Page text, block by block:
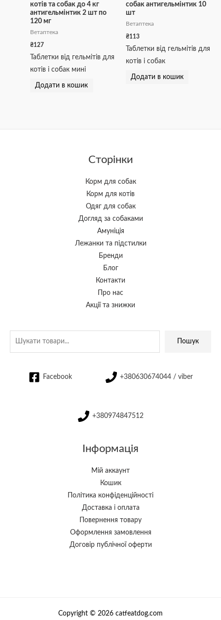
котів та собак до 4 кг
антигельмінтик 2 шт по
120 мг
Ветаптека
₴127
Таблетки від гельмітів для
котів і собак мині
Додати в кошик
собак антигельмінтик 10
шт
Ветаптека
₴113
Таблетки від гельмітів для
котів і собак
Додати в кошик
Сторінки
Корм для собак
Корм для котів
Одяг для собак
Догляд за собаками
Амуніція
Лежанки та підстилки
Бренди
Блог
Контакти
Про нас
Акції та знижки
Пошук
Facebook +380630674044 / viber
+380974847512
Інформація
Мій аккаунт
Кошик
Політика конфіденційності
Доставка і оплата
Повернення товару
Оформлення замовлення
Договір публічної оферти
Copyright © 2026 catfeatdog.com